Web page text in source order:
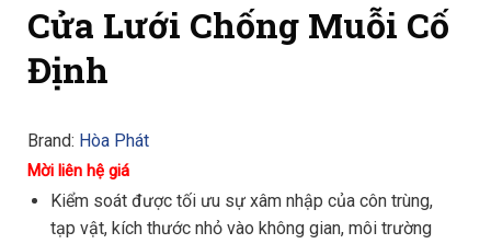
Cửa Lưới Chống Muỗi Cố
Định
Brand: Hòa Phát
Mời liên hệ giá
Kiểm soát được tối ưu sự xâm nhập của côn trùng,
tạp vật, kích thước nhỏ vào không gian, môi trường